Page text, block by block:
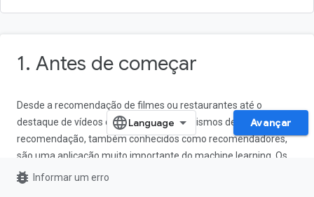
1. Antes de começar
Desde a recomendação de filmes ou restaurantes até o
destaque de vídeos divertidos, os mecanismos de
recomendação, também conhecidos como recomendadores,
são uma aplicação muito importante do machine learning. Os
recomendadores ajudam você a mostrar conteúdo atraente de
Avançar
bug_report Informar um erro